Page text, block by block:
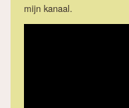
mijn kanaal.